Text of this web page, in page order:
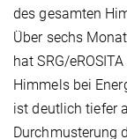
des gesamten
Über sechs
hat SRG/
Himmels bei
ist deutlich tiefer
Durchmusterung